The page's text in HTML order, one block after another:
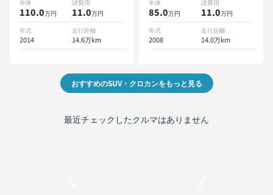
本体
110.0万円
諸費用
11.0万円
年式
2014
走行距離
14.6万km
本体
85.0万円
諸費用
11.0万円
年式
2008
走行距離
14.0万km
おすすめのSUV・クロカンをもっと見る
最近チェックしたクルマはありません